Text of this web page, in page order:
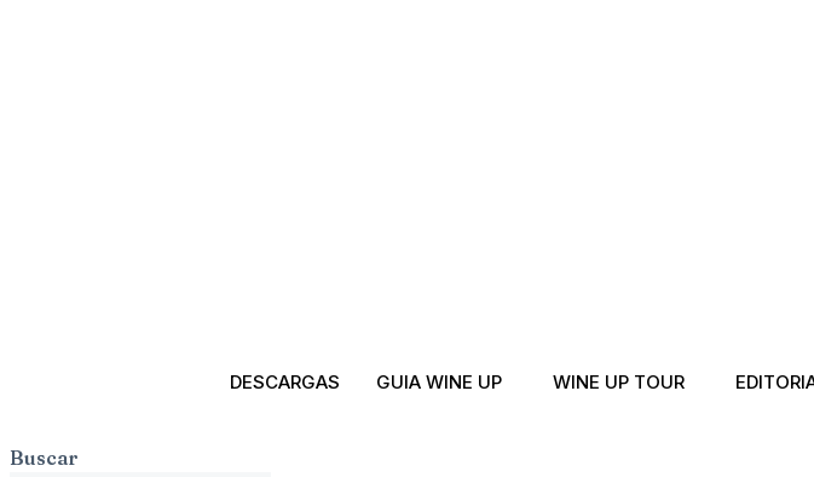
DESCARGAS GUIA WINE UP WINE UP TOUR
Buscar